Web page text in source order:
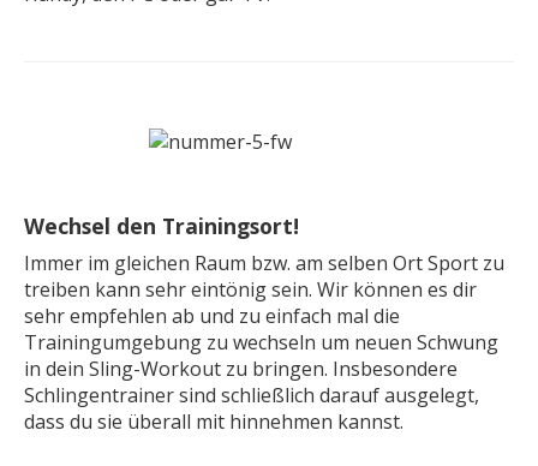
Wechsel den Trainingsort!
Immer im gleichen Raum bzw. am selben Ort Sport zu
treiben kann sehr eintönig sein. Wir können es dir
sehr empfehlen ab und zu einfach mal die
Trainingumgebung zu wechseln um neuen Schwung
in dein Sling-Workout zu bringen. Insbesondere
Schlingentrainer sind schließlich darauf ausgelegt,
dass du sie überall mit hinnehmen kannst.